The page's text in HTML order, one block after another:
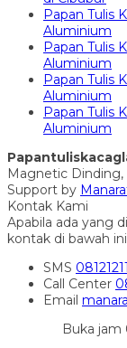
Papan Tulis
Aluminium
Papan Tulis
Aluminium
Papan Tulis
Aluminium
Papan Tulis
Aluminium
Magnetic Dinding,
Support by
Kontak Kami
Apabila ada yang
kontak di bawah
SMS
Call Center
Email
Buka jam